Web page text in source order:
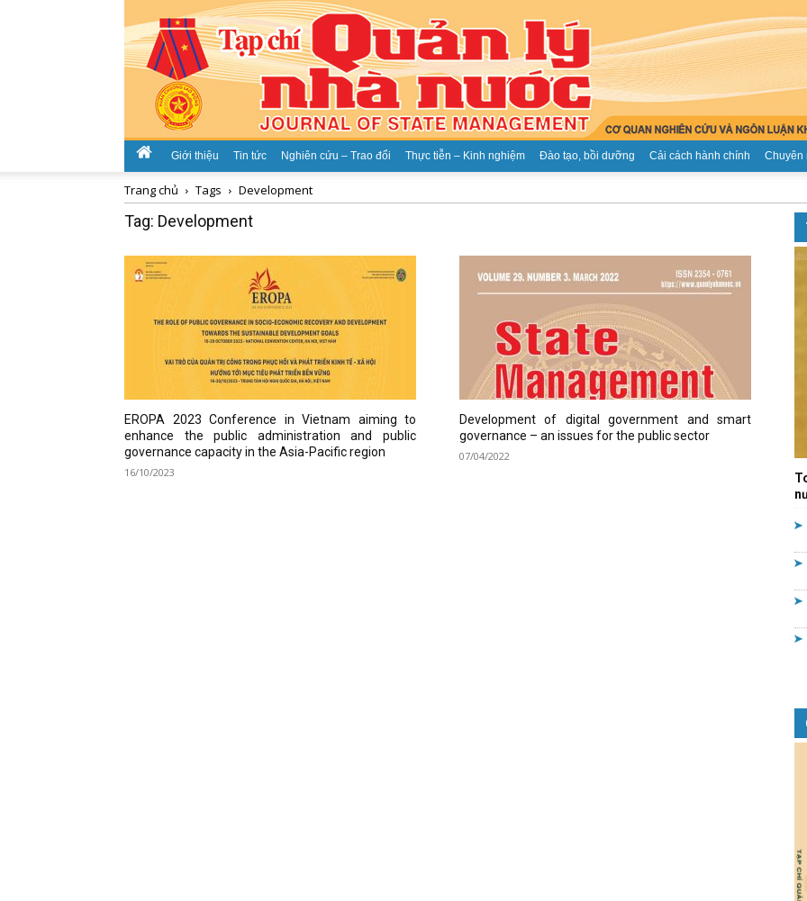
chí
Quản
Giới thiệu Tin tức Nghiên cứu – Trao đổi Thực tiễn – Kinh nghiệm Đào tạo, bồi dưỡng Cải cách hành chính Chuyên
Trang chủ Tags Development
Tag: Development
EROPA 2023 Conference in Vietnam aiming to
enhance the public administration and public
governance capacity in the Asia-Pacific region
16/10/2023
Development of digital government and smart
governance – an issues for the public sector
07/04/2022